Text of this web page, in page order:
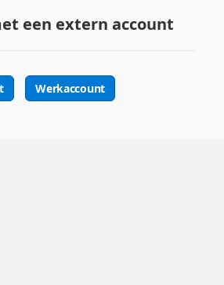
een extern account
Werkaccount